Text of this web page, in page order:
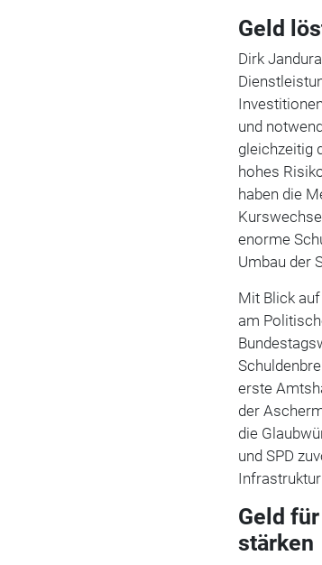
Geld
Dirk
und
gleichzeitig
hohes
haben die
enorme
Umbau der
Mit Blick
am
erste
der
die
und SPD
Geld
stärken